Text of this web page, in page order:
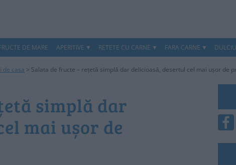
DE MARE APERITIVE RETETE CU CARNE FARA CARNE
de casa > Salata de fructe – rețetă simplă dar delicioasă, desertul cel mai ușor de
simplă dar
mai ușor de